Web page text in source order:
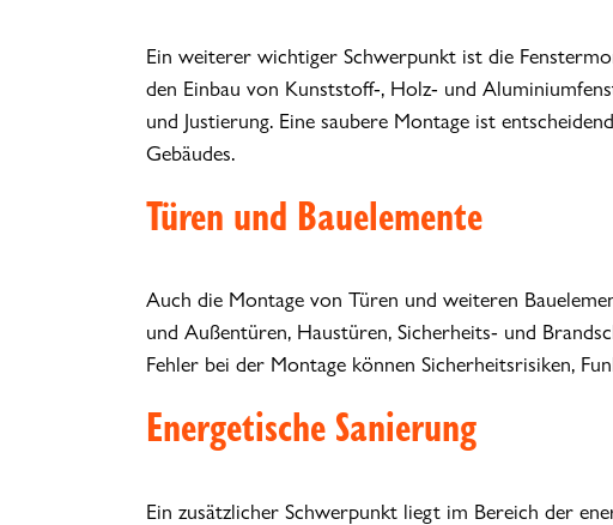
Ein weiterer wichtiger Schwerpunkt ist die
den Einbau von Kunststoff-, Holz- und
und Justierung. Eine saubere Montage ist
Gebäudes.
Türen und Bauelemente
Auch die Montage von Türen und weiteren
und Außentüren, Haustüren, Sicherheits- und
Fehler bei der Montage können Sicherheitsrisiken,
Energetische Sanierung
Ein zusätzlicher Schwerpunkt liegt im Bereich der